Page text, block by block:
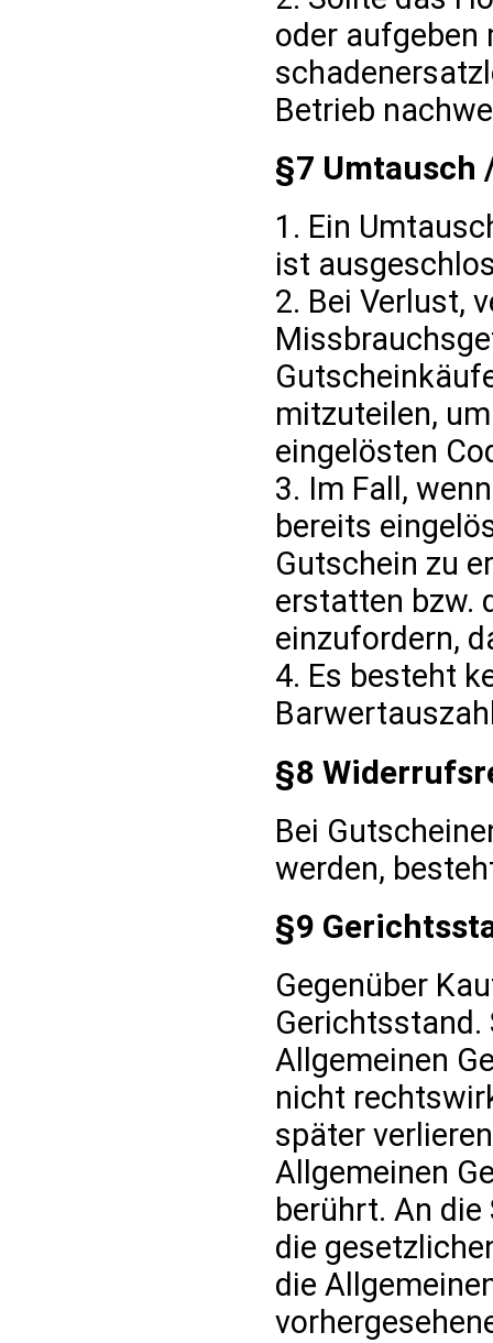
oder aufgeben
Betrieb
§7 Umtausch
1. Ein
ist
2. Bei Verlust,
mitzuteilen,
eingelösten
3. Im Fall,
bereits
Gutschein zu
erstatten bzw.
einzufordern,
4. Es besteht
§8
Bei
werden,
§9
Gegenüber
Gerichtsstand.
Allgemeinen
nicht
später
Allgemeinen
berührt. An
die
die